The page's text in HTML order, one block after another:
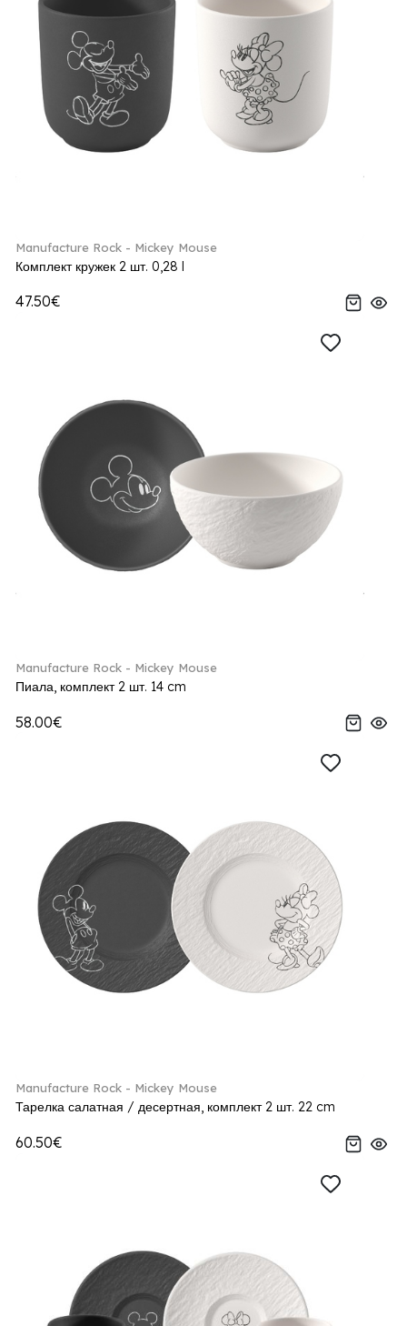
Manufacture Rock - Mickey Mouse
Комплект кружек 2 шт. 0,28 l
47.50€
Manufacture Rock - Mickey Mouse
Пиала, комплект 2 шт. 14 cm
58.00€
Manufacture Rock - Mickey Mouse
Тарелка салатная / десертная, комплект 2 шт. 22 cm
60.50€